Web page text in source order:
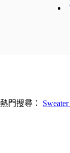
熱門搜尋： Sweater